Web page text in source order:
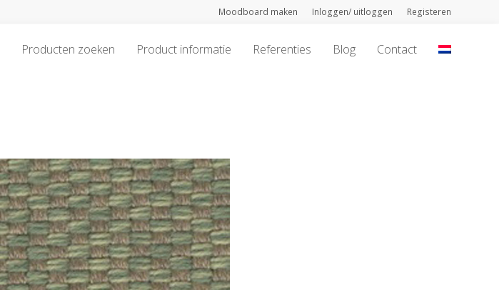
Moodboard maken Inloggen/ uitloggen Registeren
Producten zoeken Product informatie Referenties Blog Contact